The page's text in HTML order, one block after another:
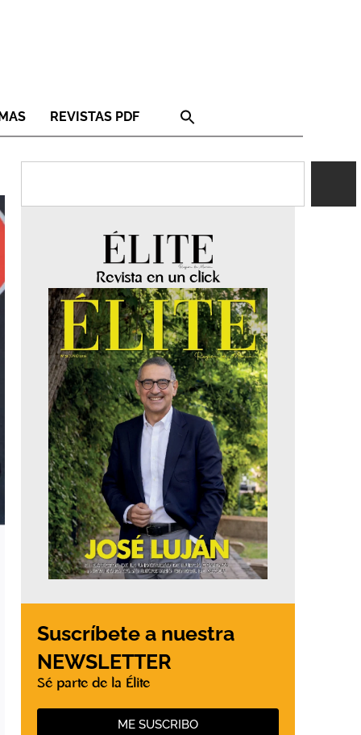
REVISTAS PDF
Revista en un click
Suscríbete a nuestra
NEWSLETTER
Sé parte de la Élite
ME SUSCRIBO